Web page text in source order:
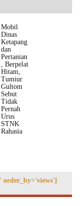
Mobil
Dinas
Ketapang
dan
Pertanian
, Berpelat
Hitam,
Tumiur
Gultom
Sebut
Tidak
Pernah
Urus
STNK
Rahasia